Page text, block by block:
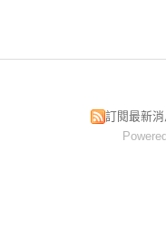
訂閱最新消